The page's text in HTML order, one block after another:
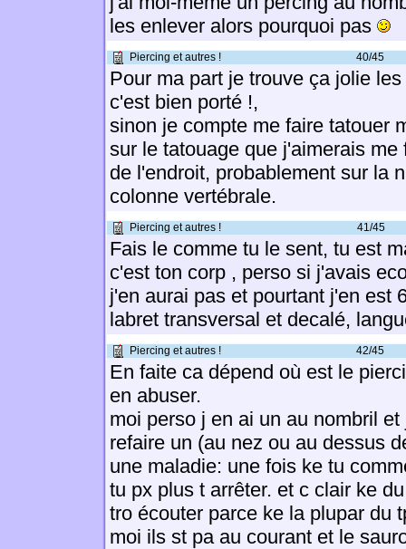
les enlever alors pourquoi pas
Piercing et autres ! 40/45
Pour ma part je trouve ça jolie
c'est bien porté !,
sinon je compte me faire tatouer
sur le tatouage que j'aimerais me
de l'endroit, probablement sur la
colonne vertébrale.
Piercing et autres ! 41/45
Fais le comme tu le sent, tu est
c'est ton corp , perso si j'avais
j'en aurai pas et pourtant j'en est
labret transversal et decalé,
Piercing et autres ! 42/45
En faite ca dépend où est le
en abuser.
moi perso j en ai un au nombril
refaire un (au nez ou au dessus
une maladie: une fois ke tu
tu px plus t arrêter. et c clair ke
tro écouter parce ke la plupar du
moi ils st pa au courant et le